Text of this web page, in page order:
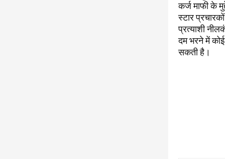
कर्ज माफी के
स्टार
प्रत्याशी
दम भरने में
सकती है।